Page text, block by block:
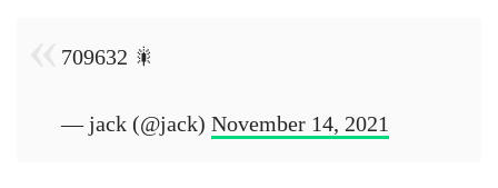
709632 🎇
— jack (@jack) November 14, 2021